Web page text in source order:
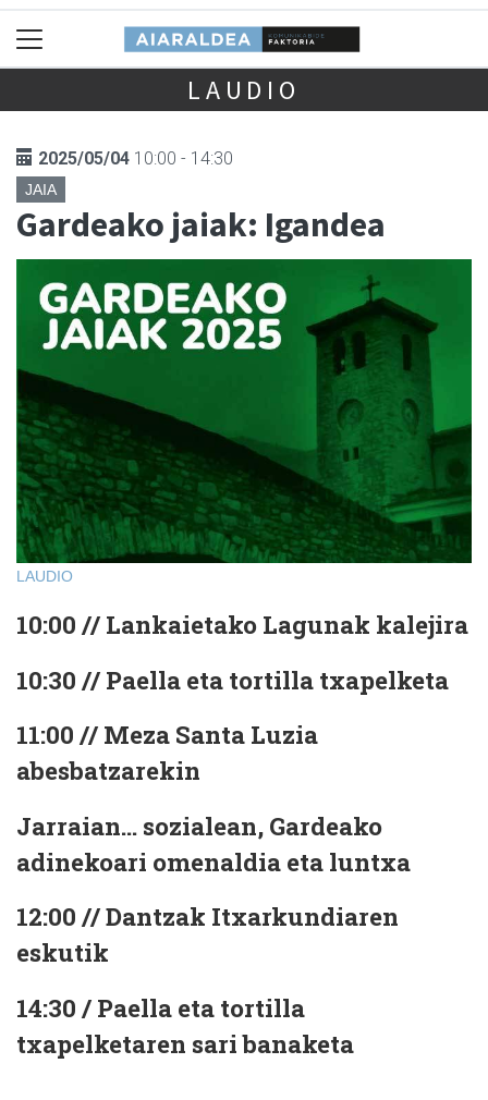
LAUDIO
2025/05/04 10:00 - 14:30
JAIA
Gardeako jaiak: Igandea
LAUDIO
10:00 // Lankaietako Lagunak kalejira
10:30 // Paella eta tortilla txapelketa
11:00 // Meza Santa Luzia
abesbatzarekin
Jarraian… sozialean, Gardeako
adinekoari omenaldia eta luntxa
12:00 // Dantzak Itxarkundiaren
eskutik
14:30 / Paella eta tortilla
txapelketaren sari banaketa